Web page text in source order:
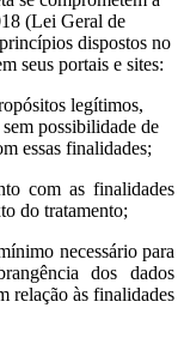
(Lei Geral de
dispostos no
seus portais e sites:
legítimos,
possibilidade de
essas finalidades;
com as finalidades
do tratamento;
necessário para
dos dados
relação às finalidades